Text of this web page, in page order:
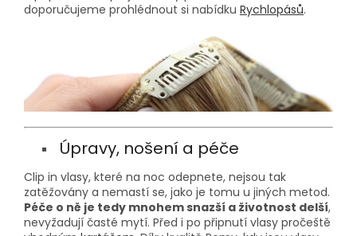
doporučujeme prohlédnout si nabídku Rychlopásů.
Úpravy, nošení a péče
Clip in vlasy, které na noc odepnete, nejsou tak
zatěžovány a nemastí se, jako je tomu u jiných metod.
Péče o ně je tedy mnohem snazší a životnost delší,
nevyžadují časté mytí. Před i po připnutí vlasy pročeště